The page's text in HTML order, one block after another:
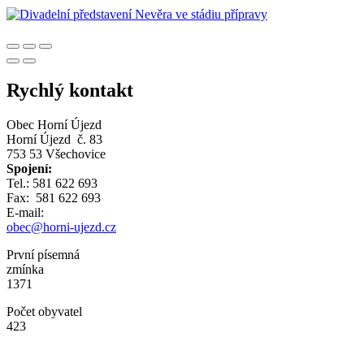
Rychlý kontakt
Obec Horní Újezd
Horní Újezd č. 83
753 53 Všechovice
Spojení:
Tel.: 581 622 693
Fax: 581 622 693
E-mail:
obec@horni-ujezd.cz
První písemná
zmínka
1371
Počet obyvatel
423